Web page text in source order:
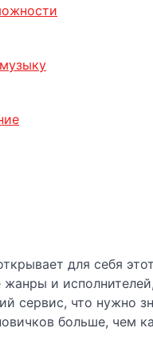
для себя
и
что нужно
больше, чем